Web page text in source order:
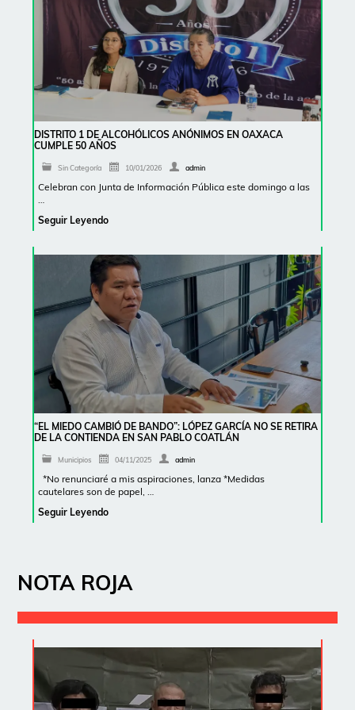
DISTRITO 1 DE ALCOHÓLICOS ANÓNIMOS EN OAXACA
CUMPLE 50 AÑOS
Sin Categoría 10/01/2026 admin
Celebran con Junta de Información Pública este domingo a las
…
Seguir Leyendo
“EL MIEDO CAMBIÓ DE BANDO”: LÓPEZ GARCÍA NO SE RETIRA
DE LA CONTIENDA EN SAN PABLO COATLÁN
Municipios 04/11/2025 admin
*No renunciaré a mis aspiraciones, lanza *Medidas
cautelares son de papel, …
Seguir Leyendo
NOTA ROJA